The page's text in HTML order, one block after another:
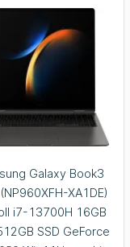
Galaxy Book3
XA1DE)
i7-13700H 16GB
SSD GeForce